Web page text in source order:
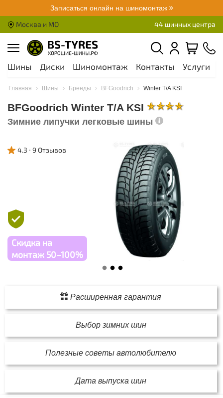
Записаться онлайн на шиномонтаж
Москва и МО 44 шинных центра
Шины Диски Шиномонтаж Контакты Услуги
Главная Шины Бренды BFGoodrich Winter T/A KSI
BFGoodrich Winter T/A KSI
Зимние липучки легковые шины
4.3 9 Отзывов
Скидка на
монтаж 50–100%
Расширенная гарантия
Выбор зимних шин
Полезные советы автолюбителю
Дата выпуска шин